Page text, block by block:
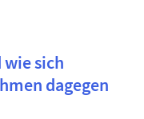
wie sich
dagegen